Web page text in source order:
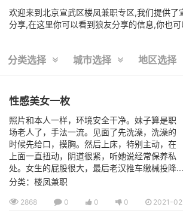
欢迎来到北京宣武区楼凤兼职专区,我们提供了
分享,在这里你可以看到狼友分享的信息,你也
分类选择 城市选择 地区选择
性感美女一枚
照片和本人一样，环境安全干净。妹子算是职
场老人了，手法一流。见面了先洗澡，洗澡的
时候先给口，摸胸。然后上床，特别主动，在
上面一直扭动，阴道很紧，听她说经常保养私
处。女生的屁股很大，最后老汉推车缴械投降...
分类：楼凤兼职
2868 0 0 0 2021-